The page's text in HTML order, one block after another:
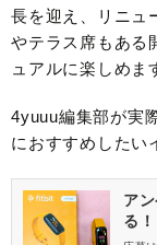
長を迎え、リニュ
やテラス席もある
ュアルに楽しめま
4yuuu編集部が実
におすすめしたい
ア
る！